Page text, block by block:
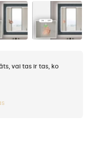
vai tas ir tas, ko